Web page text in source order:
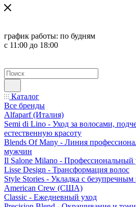
график работы: по будням
с 11:00 до 18:00
Каталог
Все бренды
Alfaparf (Италия)
Semi di Lino - Уход за волосами,
естественную красоту
Blends Of Many - Линия
мужчин
Il Salone Milano - Профессиональный
Lisse Design - Трансформация волос
Style Stories - Укладка с безупречным
American Crew (США)
Classic - Ежедневный уход